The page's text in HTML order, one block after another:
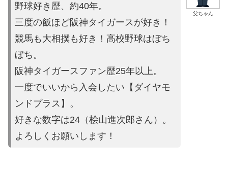
父ちゃん
野球好き歴、約40年。
三度の飯ほど阪神タイガースが好き！
競馬も大相撲も好き！高校野球はぼち
ぼち。
阪神タイガースファン歴25年以上。
一度でいいから入会したい【ダイヤモ
ンドプラス】。
好きな数字は24（桧山進次郎さん）。
よろしくお願いします！